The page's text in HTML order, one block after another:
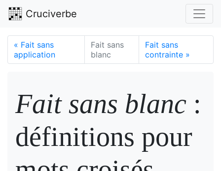
Cruciverbe
« Fait sans
application
Fait sans
blanc
Fait sans
contrainte »
Fait sans blanc :
définitions pour